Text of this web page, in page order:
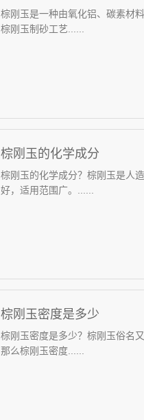
棕刚玉是一种由氧化铝、碳素材
棕刚玉制砂工艺......
棕刚玉的化学成分
棕刚玉的化学成分？棕刚玉是人
好，适用范围广。......
棕刚玉密度是多少
棕刚玉密度是多少？棕刚玉俗名
那么棕刚玉密度......